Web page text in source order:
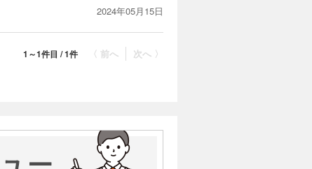
立つことがポピュリズムの基本
2024年05月15日
次へ 〉
〈 前へ
1～1件目 / 1件